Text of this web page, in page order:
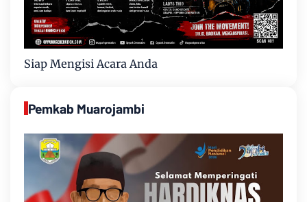
Siap Mengisi Acara Anda
Pemkab Muarojambi